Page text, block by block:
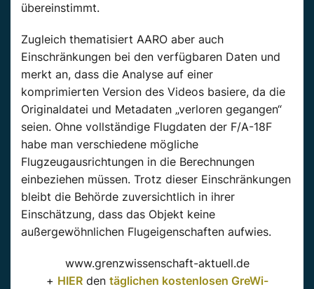
übereinstimmt.
Zugleich thematisiert AARO aber auch
Einschränkungen bei den verfügbaren Daten und
merkt an, dass die Analyse auf einer
komprimierten Version des Videos basiere, da die
Originaldatei und Metadaten „verloren gegangen“
seien. Ohne vollständige Flugdaten der F/A-18F
habe man verschiedene mögliche
Flugzeugausrichtungen in die Berechnungen
einbeziehen müssen. Trotz dieser Einschränkungen
bleibt die Behörde zuversichtlich in ihrer
Einschätzung, dass das Objekt keine
außergewöhnlichen Flugeigenschaften aufwies.
www.grenzwissenschaft-aktuell.de
+ HIERden täglichen kostenlosen GreWi-